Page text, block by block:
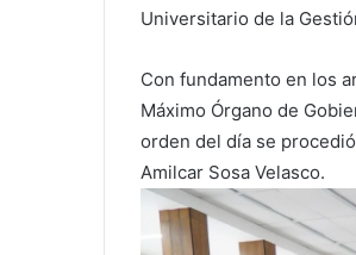
Universitario de la
Con fundamento en los
Máximo Órgano de
orden del día se
Amilcar Sosa Velasco.